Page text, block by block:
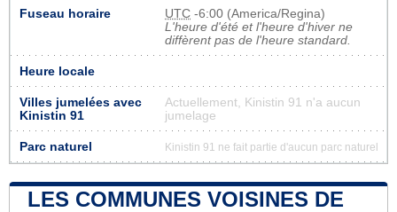
Fuseau horaire UTC -6:00 (America/Regina)
L'heure d'été et l'heure d'hiver ne
diffèrent pas de l'heure standard.
Heure locale
Villes jumelées avec
Kinistin 91
Actuellement, Kinistin 91 n'a aucun
jumelage
Parc naturel Kinistin 91 ne fait partie d'aucun parc naturel
LES COMMUNES VOISINES DE